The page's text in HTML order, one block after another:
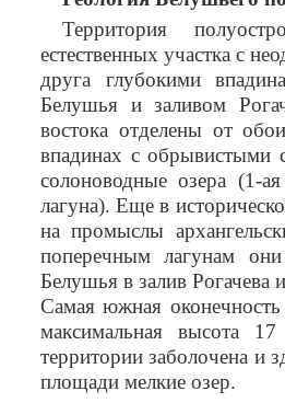
Территория
естественных участка с
друга глубокими
Белушья и заливом
востока отделены от
впадинах с обрывистыми
солоноводные озера (1-
лагуна). Еще в
на промыслы
поперечным лагунам
Белушья в залив Рогачева
Самая южная
максимальная высота
территории заболочена и
площади мелкие озер.